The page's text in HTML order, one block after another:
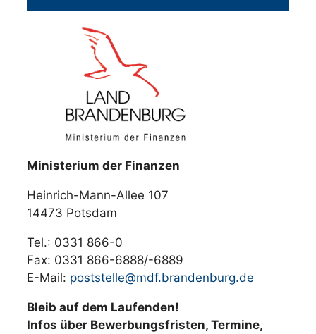
Ministerium der Finanzen
Heinrich-Mann-Allee 107
14473 Potsdam
Tel.: 0331 866-0
Fax: 0331 866-6888/-6889
E-Mail: poststelle@mdf.brandenburg.de
Bleib auf dem Laufenden!
Infos über Bewerbungsfristen, Termine,